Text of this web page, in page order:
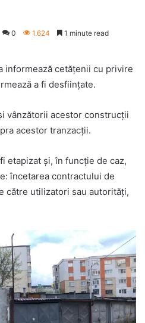
0 1.624 1 minute read
informează cetățenii cu privire
a fi desființate.
vânzătorii acestor construcții
acestor tranzacții.
etapizat și, în funcție de caz,
încetarea contractului de
către utilizatori sau autorități,